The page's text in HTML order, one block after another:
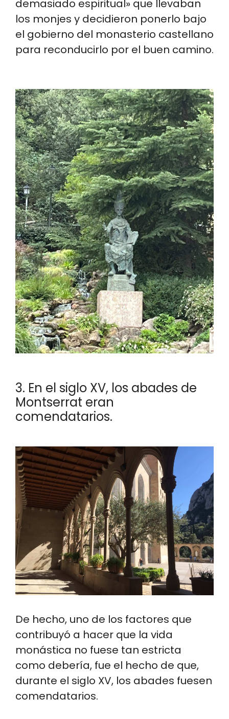
demasiado espiritual» que llevaban
los monjes y decidieron ponerlo bajo
el gobierno del monasterio castellano
para reconducirlo por el buen camino.
3. En el siglo XV, los abades de
Montserrat eran
comendatarios.
De hecho, uno de los factores que
contribuyó a hacer que la vida
monástica no fuese tan estricta
como debería, fue el hecho de que,
durante el siglo XV, los abades fuesen
comendatarios.